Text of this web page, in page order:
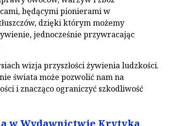
będącymi pionierami w
dzięki którym możemy
jednocześnie przywracając
wizja przyszłości żywienia ludzkości.
świata może pozwolić nam na
i znacząco ograniczyć szkodliwość
w Wydawnictwie Krytyka